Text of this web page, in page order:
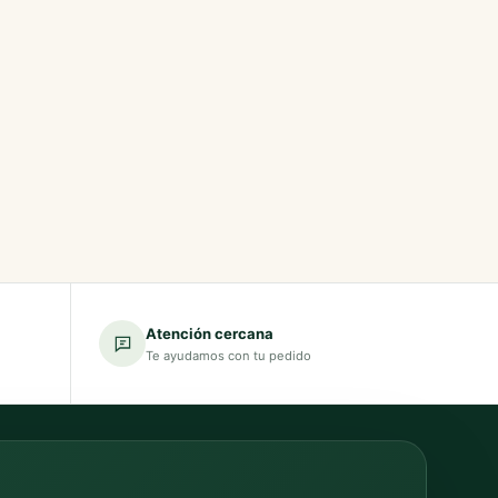
Atención cercana
Te ayudamos con tu pedido